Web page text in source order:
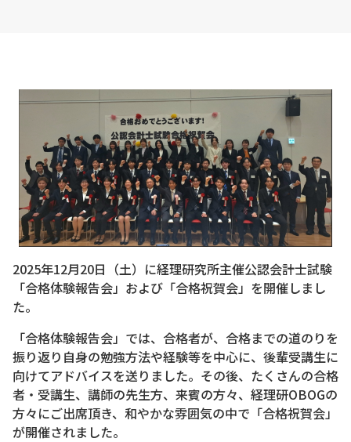
2025年12月20日（土）に経理研究所主催公認会計士試験
「合格体験報告会」および「合格祝賀会」を開催しまし
た。
「合格体験報告会」では、合格者が、合格までの道のりを
振り返り自身の勉強方法や経験等を中心に、後輩受講生に
向けてアドバイスを送りました。その後、たくさんの合格
者・受講生、講師の先生方、来賓の方々、経理研OBOGの
方々にご出席頂き、和やかな雰囲気の中で「合格祝賀会」
が開催されました。